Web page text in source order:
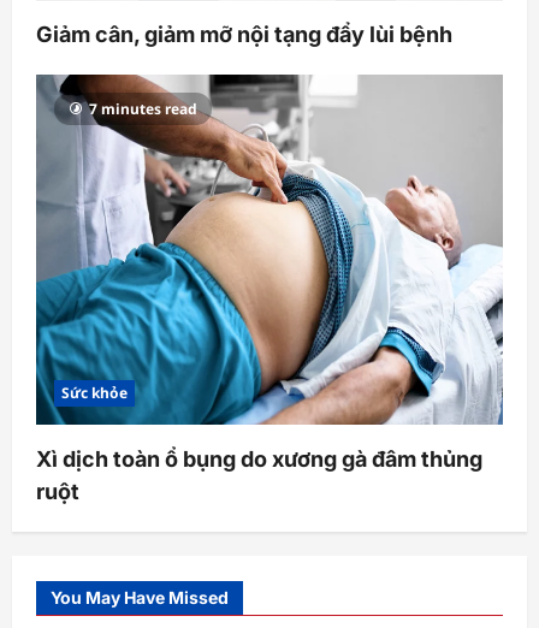
Giảm cân, giảm mỡ nội tạng đẩy lùi bệnh
7 minutes read
Sức khỏe
Xì dịch toàn ổ bụng do xương gà đâm thủng
ruột
You May Have Missed